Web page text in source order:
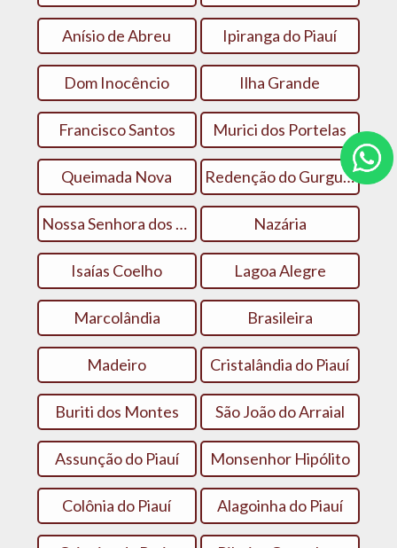
Anísio de Abreu Ipiranga do Piauí
Dom Inocêncio Ilha Grande
Francisco Santos Murici dos Portelas
Queimada Nova Redenção do Gurgueia
Nossa Senhora dos Remédios Nazária
Isaías Coelho Lagoa Alegre
Marcolândia Brasileira
Madeiro Cristalândia do Piauí
Buriti dos Montes São João do Arraial
Assunção do Piauí Monsenhor Hipólito
Colônia do Piauí Alagoinha do Piauí